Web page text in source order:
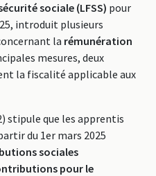
sociale (LFSS) pour
introduit plusieurs
la rémunération
mesures, deux
la fiscalité applicable aux
stipule que les apprentis
du 1er mars 2025
sociales
pour le